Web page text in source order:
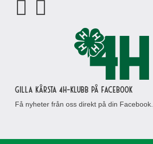
Gilla Kårsta 4H-klubb på Facebook
Få nyheter från oss direkt på din Facebook.